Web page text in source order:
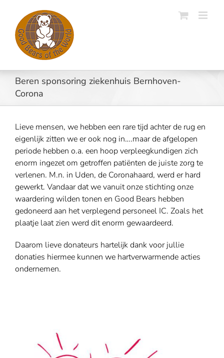
content
Beren sponsoring ziekenhuis Bernhoven-
Corona
Lieve mensen, we hebben een rare tijd achter de rug en
eigenlijk zitten we er ook nog in….maar de afgelopen
periode hebben o.a. een hoop verpleegkundigen zich
enorm ingezet om getroffen patiënten de juiste zorg te
verlenen. M.n. in Uden, de Coronahaard, werd er hard
gewerkt. Vandaar dat we vanuit onze stichting onze
waardering wilden tonen en Good Bears hebben
gedoneerd aan het verplegend personeel IC. Zoals het
plaatje laat zien werd dit enorm gewaardeerd.
Daarom lieve donateurs hartelijk dank voor jullie
donaties hiermee kunnen we hartverwarmende acties
ondernemen.